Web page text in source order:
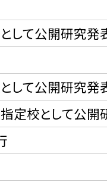
して公開研究発
して公開研究発
定校として公開